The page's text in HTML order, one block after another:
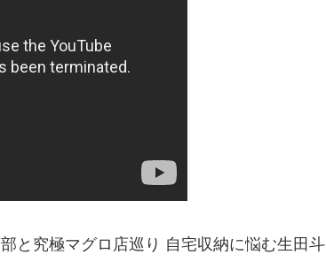
と究極マグロ店巡り 自宅収納に悩む生田斗